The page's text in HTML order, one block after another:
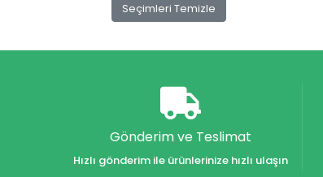
Akçağ Yayınları
Alfa Yayınları
Alfabe Yayınları
Seçimleri Temizle
Gönderim ve Teslimat
Hızlı gönderim ile ürünlerinize hızlı ulaşın